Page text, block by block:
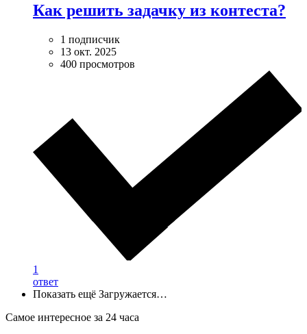
Как решить задачку из контеста?
1 подписчик
13 окт. 2025
400 просмотров
1
ответ
Показать ещё Загружается…
Самое интересное за 24 часа